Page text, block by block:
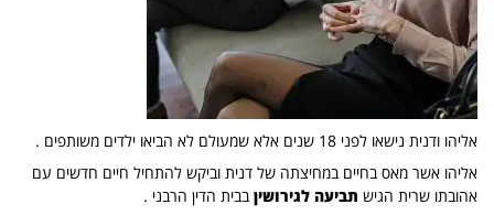
אליהו ודנית נישאו לפני 18 שנים אלא שמעולם לא הביאו ילדים משותפים .
אליהו אשר מאס בחיים במחיצתה של דנית וביקש להתחיל חיים חדשים עם
אהובתו שרית הגיש תביעה לגירושיןבבית הדין הרבני .